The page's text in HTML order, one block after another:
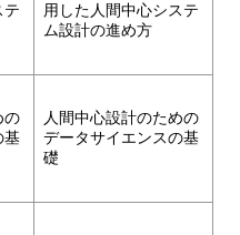
テ
用した人間中心システ
ム設計の進め方
の
基
人間中心設計のための
データサイエンスの基
礎